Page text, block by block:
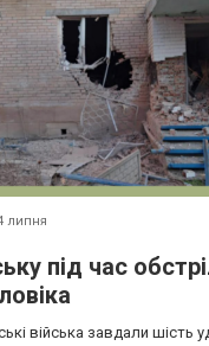
липня
під час
війська завдали шість